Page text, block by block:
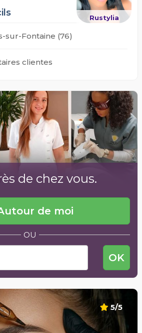
Rustylia
sur-Fontaine (76)
clientes
de chez vous.
de moi
OU
OK
5/5